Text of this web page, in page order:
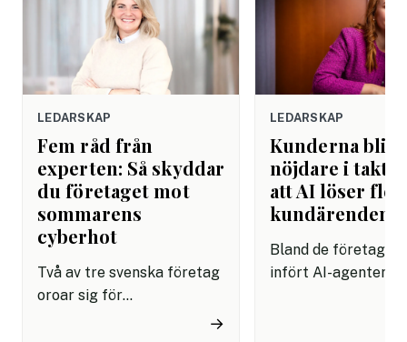
LEDARSKAP
Fem råd från
experten: Så skyddar
du företaget mot
sommarens
cyberhot
Två av tre svenska företag
oroar sig för
→
LEDARSKAP
Kunderna blir
nöjdare i takt
att AI löser fler
kundärenden
Bland de företag
infört AI-agenter i